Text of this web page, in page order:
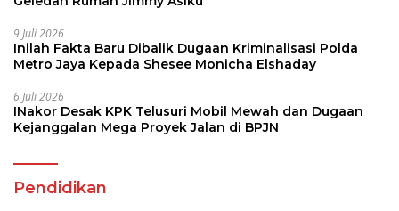
9 Juli 2026
Inilah Fakta Baru Dibalik Dugaan Kriminalisasi Polda
Metro Jaya Kepada Shesee Monicha Elshaday
6 Juli 2026
INakor Desak KPK Telusuri Mobil Mewah dan Dugaan
Kejanggalan Mega Proyek Jalan di BPJN
Pendidikan